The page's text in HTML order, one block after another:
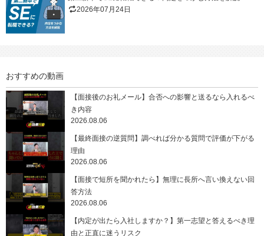
2026年07月24日
おすすめの動画
【面接後のお礼メール】合否への影響と送るなら入れるべ
き内容
2026.08.06
【最終面接の逆質問】調べれば分かる質問で評価が下がる
理由
2026.08.06
【面接で短所を聞かれたら】無理に長所へ言い換えない回
答方法
2026.08.06
【内定が出たら入社しますか？】第一志望と答えるべき理
由と正直に迷うリスク